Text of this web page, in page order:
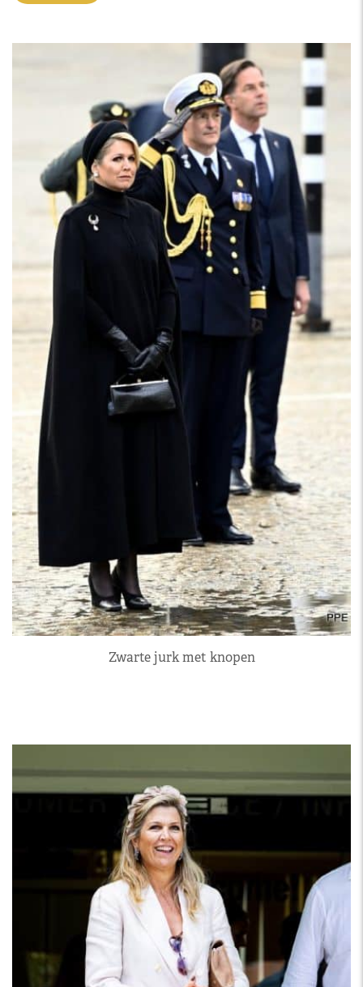
Zwarte jurk met knopen